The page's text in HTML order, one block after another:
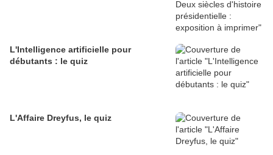
L'Intelligence artificielle pour
débutants : le quiz
L'Affaire Dreyfus, le quiz